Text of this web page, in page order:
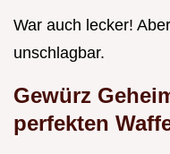
War auch lecker!
unschlagbar.
Gewürz
perfekten